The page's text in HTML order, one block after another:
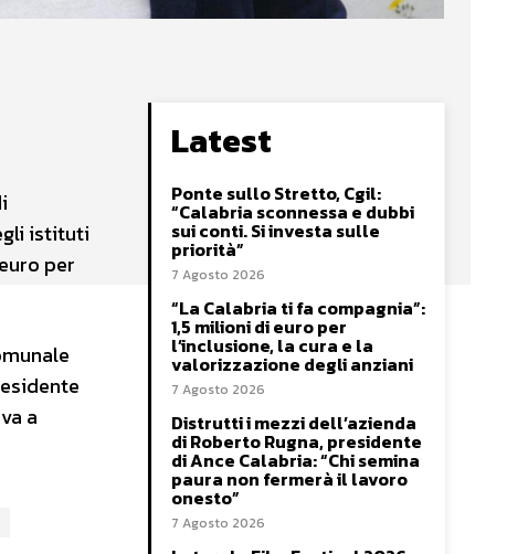
istituti
per
a
Latest
Ponte sullo Stretto, Cgil:
“Calabria sconnessa e dubbi
sui conti. Si investa sulle
priorità”
7 Agosto 2026
“La Calabria ti fa compagnia”:
1,5 milioni di euro per
l’inclusione, la cura e la
valorizzazione degli anziani
7 Agosto 2026
Distrutti i mezzi dell’azienda
di Roberto Rugna, presidente
di Ance Calabria: “Chi semina
paura non fermerà il lavoro
onesto”
7 Agosto 2026